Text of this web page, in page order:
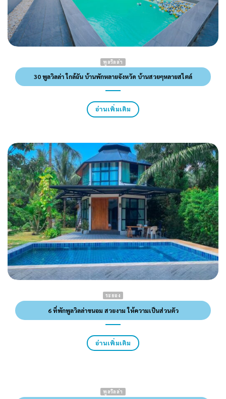
พูลวิลล่า
30 พูลวิลล่า ใกล้ฉัน บ้านพักหลายจังหวัด บ้านสวยๆหลายสไตล์
อ่านเพิ่มเติม
ระยอง
6 ที่พักพูลวิลล่าขนอม สวยงาม ให้ความเป็นส่วนตัว
อ่านเพิ่มเติม
พูลวิลล่า